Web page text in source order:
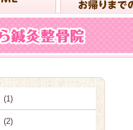
(1)
(2)